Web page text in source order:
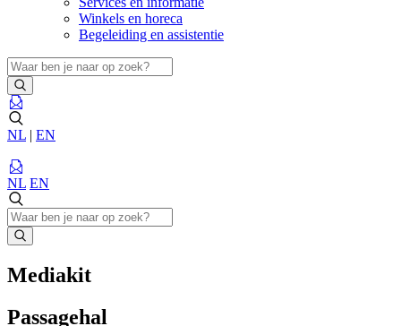
Winkels en horeca
Begeleiding en assistentie
NL | EN
NL EN
Mediakit
Passagehal